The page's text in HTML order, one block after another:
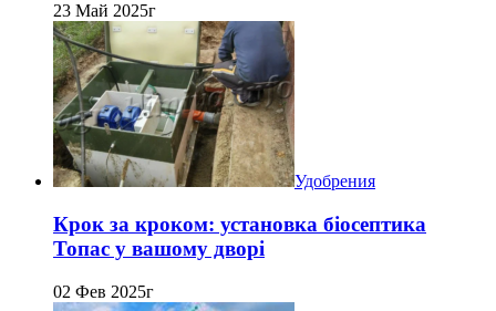
23 Май 2025г
Удобрения
Крок за кроком: установка біосептика
Топас у вашому дворі
02 Фев 2025г